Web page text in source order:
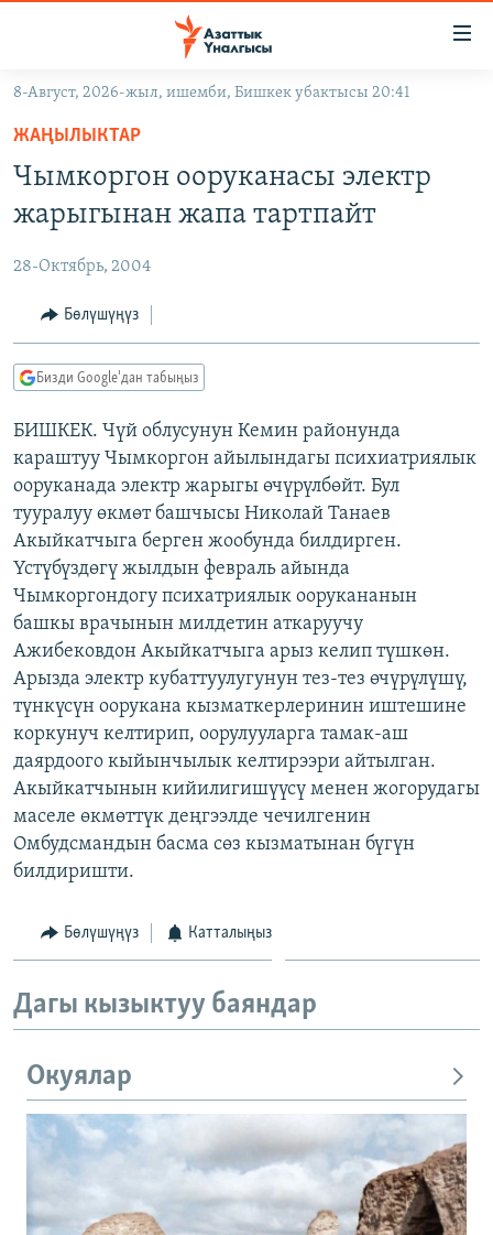
Навигацияга
өтүңүз
Издөөгө
салыңызКЫРГЫЗСТАН
ЭКОНОМИКА
МАДАНИЯТ
БОРБОР АЗИЯ
УКРАИНА
АТАЙЫН ИЛИКТӨӨ
ТВ ПРОГРАММАЛАР
ЭКСПЕРТТЕР ТАЛДАЙТ
БИЗ ЖАНА ДҮЙНӨ
ДАНИСТЕ
ЭЖЕ-СИҢДИЛЕР
АЗАТТЫК+
ЫҢГАЙСЫЗ СУРООЛОР
ӨЗГӨЧӨ ПИКИР
Русский
ОНЛАЙН ШЕРИНЕ
ЭЕ/АРнун бардык сайттары
8-Август, 2026-жыл, ишемби, Бишкек убактысы 20:41
ЖАҢЫЛЫКТАР
Чымкоргон ооруканасы электр
жарыгынан жапа тартпайт
28-Октябрь, 2004
Бөлүшүңүз
Бизди Google'дан табыңыз
БИШКЕК. Чүй облусунун Кемин районунда
караштуу Чымкоргон айылындагы психиатриялык
ооруканада электр жарыгы өчүрүлбөйт. Бул
тууралуу өкмөт башчысы Николай Танаев
Акыйкатчыга берген жообунда билдирген.
Үстүбүздөгү жылдын февраль айында
Чымкоргондогу психатриялык оорукананын
башкы врачынын милдетин аткаруучу
Ажибековдон Акыйкатчыга арыз келип түшкөн.
Арызда электр кубаттуулугунун тез-тез өчүрүлүшү,
түнкүсүн оорукана кызматкерлеринин иштешине
коркунуч келтирип, оорулууларга тамак-аш
даярдоого кыйынчылык келтирээри айтылган.
Акыйкатчынын кийилигишүүсү менен жогорудагы
маселе өкмөттүк деңгээлде чечилгенин
Омбудсмандын басма сөз кызматынан бүгүн
билдиришти.
Бөлүшүңүз Катталыңыз
Дагы кызыктуу баяндар
Окуялар